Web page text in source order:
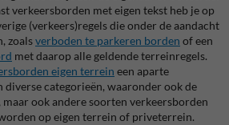
verkeersborden met eigen tekst heb je op
(verkeers)regels die onder de aandacht
zoalsverboden te parkeren borden of een
met daarop alle geldende terreinregels.
eigen terrein een aparte
categorieën, waaronder ook de
ook andere soorten verkeersborden
op eigen terrein of priveterrein.